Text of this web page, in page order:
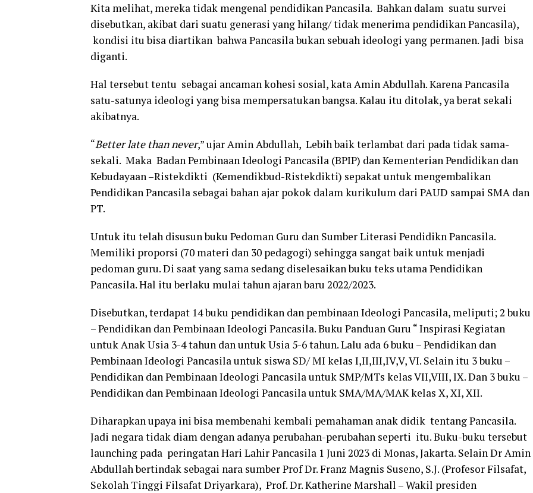
Kita melihat, mereka tidak mengenal pendidikan Pancasila. Bahkan dalam suatu survei
disebutkan, akibat dari suatu generasi yang hilang/ tidak menerima pendidikan Pancasila),
kondisi itu bisa diartikan bahwa Pancasila bukan sebuah ideologi yang permanen. Jadi bisa
diganti.
Hal tersebut tentu sebagai ancaman kohesi sosial, kata Amin Abdullah. Karena Pancasila
satu-satunya ideologi yang bisa mempersatukan bangsa. Kalau itu ditolak, ya berat sekali
akibatnya.
“Better late than never,” ujar Amin Abdullah, Lebih baik terlambat dari pada tidak sama-
sekali. Maka Badan Pembinaan Ideologi Pancasila (BPIP) dan Kementerian Pendidikan dan
Kebudayaan –Ristekdikti (Kemendikbud-Ristekdikti) sepakat untuk mengembalikan
Pendidikan Pancasila sebagai bahan ajar pokok dalam kurikulum dari PAUD sampai SMA dan
PT.
Untuk itu telah disusun buku Pedoman Guru dan Sumber Literasi Pendidikn Pancasila.
Memiliki proporsi (70 materi dan 30 pedagogi) sehingga sangat baik untuk menjadi
pedoman guru. Di saat yang sama sedang diselesaikan buku teks utama Pendidikan
Pancasila. Hal itu berlaku mulai tahun ajaran baru 2022/2023.
Disebutkan, terdapat 14 buku pendidikan dan pembinaan Ideologi Pancasila, meliputi; 2 buku
– Pendidikan dan Pembinaan Ideologi Pancasila. Buku Panduan Guru “ Inspirasi Kegiatan
untuk Anak Usia 3-4 tahun dan untuk Usia 5-6 tahun. Lalu ada 6 buku – Pendidikan dan
Pembinaan Ideologi Pancasila untuk siswa SD/ MI kelas I,II,III,IV,V, VI. Selain itu 3 buku –
Pendidikan dan Pembinaan Ideologi Pancasila untuk SMP/MTs kelas VII,VIII, IX. Dan 3 buku –
Pendidikan dan Pembinaan Ideologi Pancasila untuk SMA/MA/MAK kelas X, XI, XII.
Diharapkan upaya ini bisa membenahi kembali pemahaman anak didik tentang Pancasila.
Jadi negara tidak diam dengan adanya perubahan-perubahan seperti itu. Buku-buku tersebut
launching pada peringatan Hari Lahir Pancasila 1 Juni 2023 di Monas, Jakarta. Selain Dr Amin
Abdullah bertindak sebagai nara sumber Prof Dr. Franz Magnis Suseno, S.J. (Profesor Filsafat,
Sekolah Tinggi Filsafat Driyarkara), Prof. Dr. Katherine Marshall – Wakil presiden